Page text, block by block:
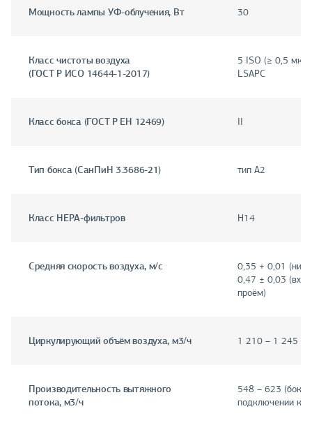
Мощность лампы УФ-облучения, Вт 30
Класс чистоты воздуха
(ГОСТ Р ИСО 14644-1-2017)
5 ISO (≥ 0,5
LSAPC
Класс бокса (ГОСТ Р ЕН 12469) II
Тип бокса (СанПиН 3.3686-21) тип A2
Класс HEPA-фильтров H14
Средняя скорость воздуха, м/с
0,35 + 0,01
0,47 ± 0,03
проём)
Циркулирующий объём воздуха, м3/ч 1 210 – 1 245
Производительность вытяжного
потока, м3/ч
548 – 623
подключении к